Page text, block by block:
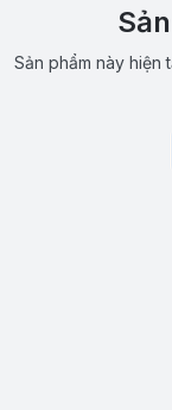
Sản phẩm này hiện